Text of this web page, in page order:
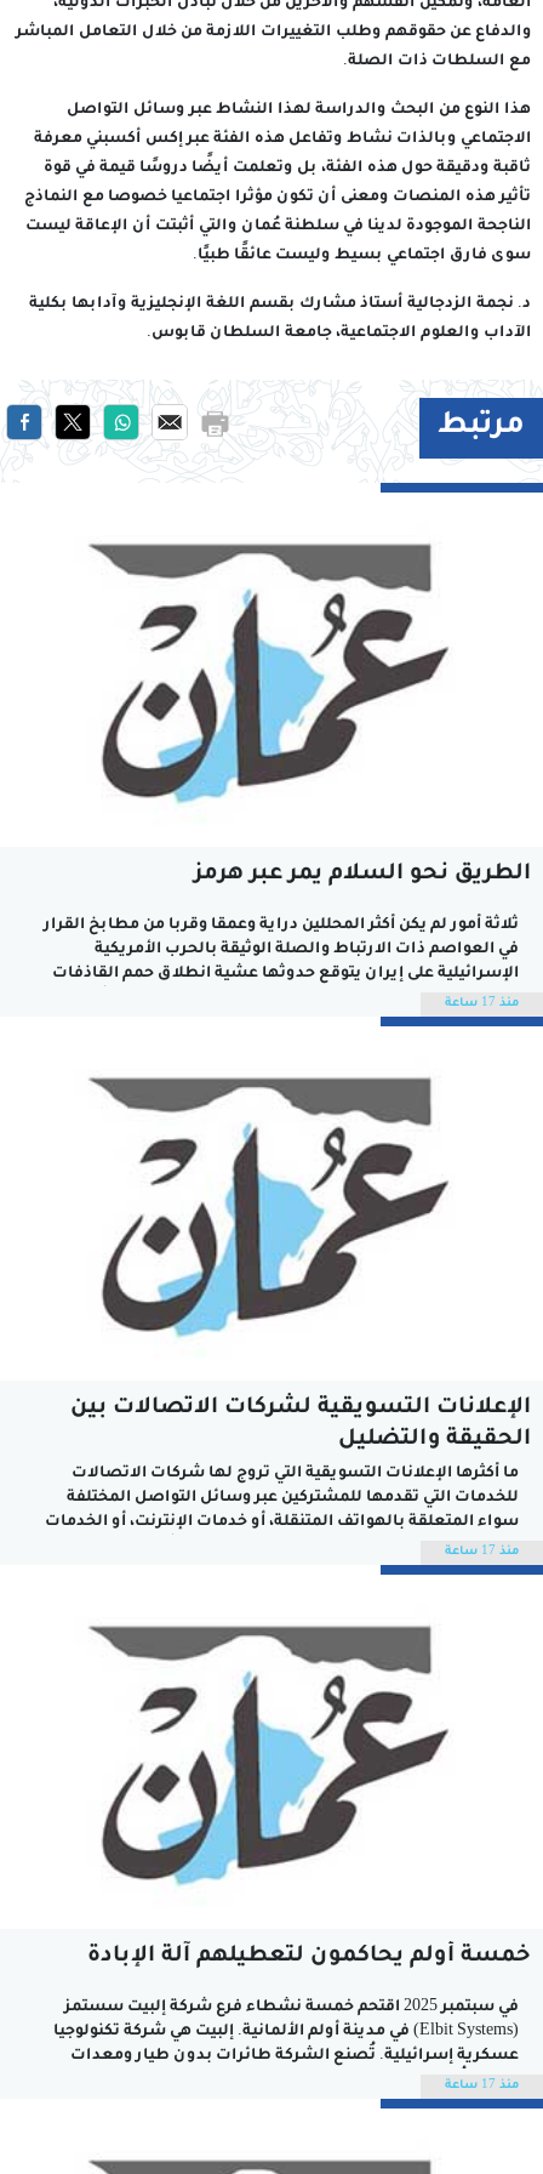
العامة، وتمكين أنفسهم والآخرين من خلال تبادل الخبرات الدولية،
والدفاع عن حقوقهم وطلب التغييرات اللازمة من خلال التعامل المباشر
مع السلطات ذات الصلة.
هذا النوع من البحث والدراسة لهذا النشاط عبر وسائل التواصل
الاجتماعي وبالذات نشاط وتفاعل هذه الفئة عبر إكس أكسبني معرفة
ثاقبة ودقيقة حول هذه الفئة، بل وتعلمت أيضًا دروسًا قيمة في قوة
تأثير هذه المنصات ومعنى أن تكون مؤثرا اجتماعيا خصوصا مع النماذج
الناجحة الموجودة لدينا في سلطنة عُمان والتي أثبتت أن الإعاقة ليست
سوى فارق اجتماعي بسيط وليست عائقًا طبيًا.
د. نجمة الزدجالية أستاذ مشارك بقسم اللغة الإنجليزية وآدابها بكلية
الآداب والعلوم الاجتماعية، جامعة السلطان قابوس.
مرتبط
الطريق نحو السلام يمر عبر هرمز
ثلاثة أمور لم يكن أكثر المحللين دراية وعمقا وقربا من مطابخ القرار
في العواصم ذات الارتباط والصلة الوثيقة بالحرب الأمريكية
الإسرائيلية على إيران يتوقع حدوثها عشية انطلاق حمم القاذفات
وتساقط القنابل والمتفجرات الأمريكية والإسرائيلية على أهدافها
في عمق الأراضي الإيرانية نهاية فبراير الماضي.الأمر الأول الذي لم
منذ 17 ساعة
الإعلانات التسويقية لشركات الاتصالات بين
الحقيقة والتضليل
ما أكثرها الإعلانات التسويقية التي تروج لها شركات الاتصالات
للخدمات التي تقدمها للمشتركين عبر وسائل التواصل المختلفة
سواء المتعلقة بالهواتف المتنقلة، أو خدمات الإنترنت، أو الخدمات
الإضافية التي تتنوع حسب الاشتراكات الشهرية أو السنوية. الهدف
الذي تنشده شركات الاتصالات من الإعلانات التسويقية لمنتجاتها
منذ 17 ساعة
خمسة أولم يحاكمون لتعطيلهم آلة الإبادة
في سبتمبر 2025 اقتحم خمسة نشطاء فرع شركة إلبيت سستمز
(Elbit Systems) في مدينة أولم الألمانية. إلبيت هي شركة تكنولوجيا
عسكرية إسرائيلية. تُصنع الشركة طائرات بدون طيار ومعدات
اتصال تُستخدم في مراقبة وضرب الفلسطينيين. تسبب الناشطون
في تعطيل معدات تصنيع الأسلحة (الدرونز تحديدا) التي تُمكن جيش
منذ 17 ساعة